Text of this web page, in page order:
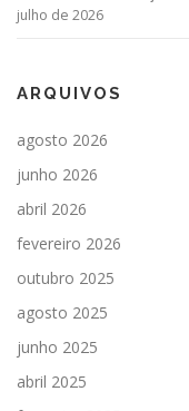
julho de 2026
ARQUIVOS
agosto 2026
junho 2026
abril 2026
fevereiro 2026
outubro 2025
agosto 2025
junho 2025
abril 2025